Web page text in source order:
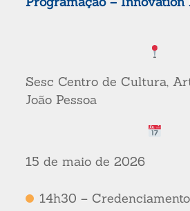
Sesc Centro de Cultura,
João Pessoa
15 de maio de 2026
14h30 – Credenciamento